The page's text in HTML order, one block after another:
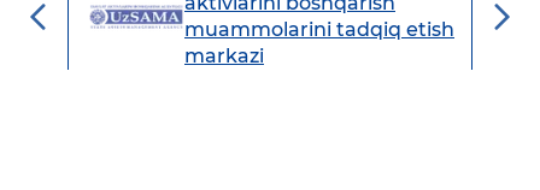
muammolarini tadqiq etish
markazi